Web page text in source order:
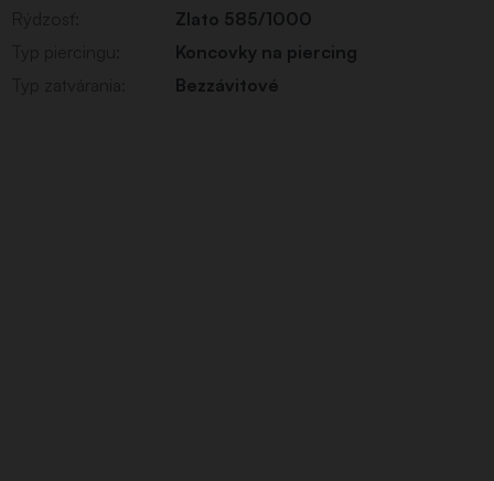
Zlato 585/1000
Koncovky na piercing
Bezzávitové